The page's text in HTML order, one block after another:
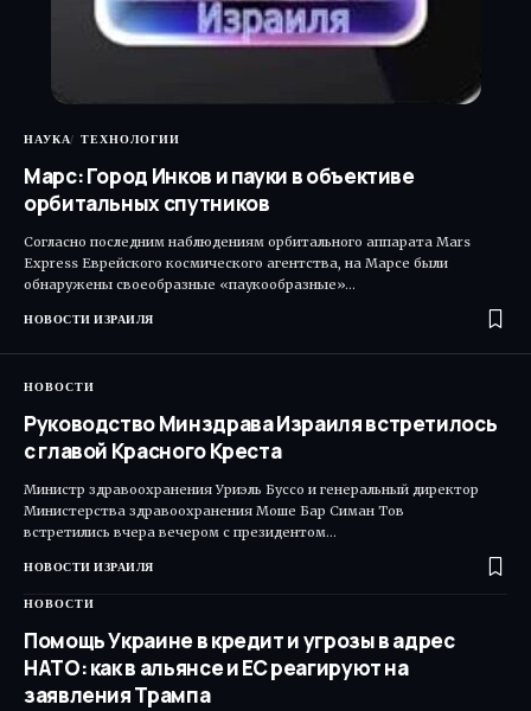
НАУКА ТЕХНОЛОГИИ
Марс: Город Инков и пауки в объективе
орбитальных спутников
Согласно последним наблюдениям орбитального аппарата Mars
Express Еврейского космического агентства, на Марсе были
обнаружены своеобразные «паукообразные»…
НОВОСТИ ИЗРАИЛЯ
НОВОСТИ
Руководство Минздрава Израиля встретилось
с главой Красного Креста
Министр здравоохранения Уриэль Буссо и генеральный директор
Министерства здравоохранения Моше Бар Симан Тов
встретились вчера вечером с президентом…
НОВОСТИ ИЗРАИЛЯ
НОВОСТИ
Помощь Украине в кредит и угрозы в адрес
НАТО: как в альянсе и ЕС реагируют на
заявления Трампа